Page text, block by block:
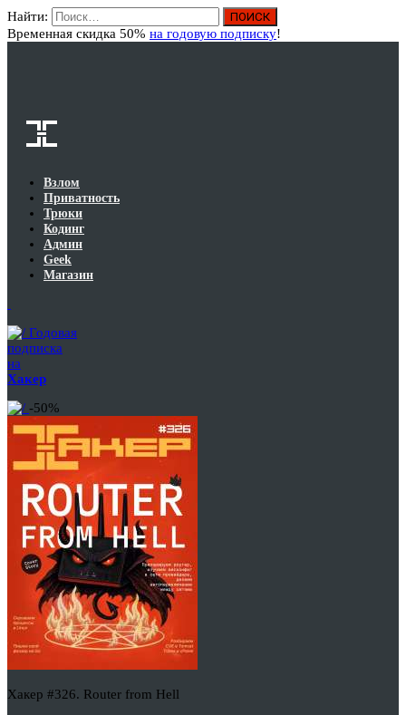
Найти:
Временная скидка 50% на годовую подписку!
Взлом
Приватность
Трюки
Кодинг
Админ
Geek
Магазин
Годовая
подписка
на
Хакер
-50%
Хакер #326. Router from Hell